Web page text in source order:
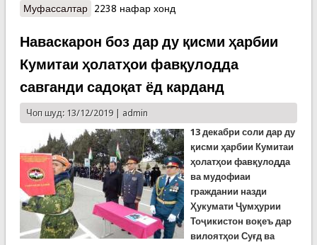
Муфассалтаро Ҷамъомади таълимӣ-методӣ дар Кумитаи
2238 нафар хонд
Наваскарон боз дар ду қисми ҳарбии
Кумитаи ҳолатҳои фавқулодда
савганди садоқат ёд карданд
Чоп шуд: 13/12/2019 | admin
13 декабри соли дар ду
қисми ҳарбии Кумитаи
ҳолатҳои фавқулодда
ва мудофиаи
граждании назди
Ҳукумати Ҷумҳурии
Тоҷикистон воқеъ дар
вилоятҳои Суғд ва